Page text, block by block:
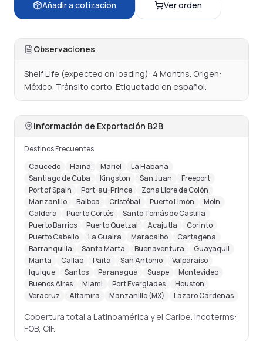
Añadir a cotización Ver orden
Observaciones
Shelf Life (expected on loading): 4 Months. Origen:
México. Tránsito corto. Etiquetado en español.
Información de Exportación B2B
Destinos Frecuentes
Caucedo
Haina Mariel
La Habana
Santiago de Cuba
Kingston San Juan
Freeport
Port of Spain
Port-au-Prince
Zona Libre de Colón
Manzanillo
Balboa Cristóbal Puerto Limón
Moín
Caldera
Puerto Cortés
Santo Tomás de Castilla
Puerto Barrios
Puerto Quetzal Acajutla
Corinto
Puerto Cabello
La Guaira Maracaibo
Cartagena
Barranquilla
Santa Marta Buenaventura
Guayaquil
Manta
Callao Paita San Antonio
Valparaíso
Iquique
Santos Paranaguá Suape
Montevideo
Buenos Aires
Miami Port Everglades
Houston
Veracruz
Altamira Manzanillo (MX) Lázaro Cárdenas
Cobertura total a Latinoamérica y el Caribe. Incoterms:
FOB, CIF.